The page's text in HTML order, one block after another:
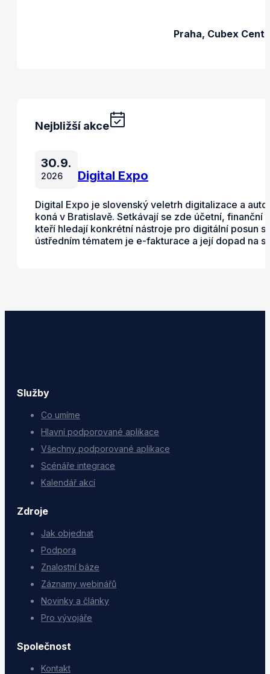
Praha, Cubex
Nejbližší akce
30.9.
2026 Digital Expo
Digital Expo je slovenský veletrh digitalizace a
koná v Bratislavě. Setkávají se zde účetní, finanční
kteří hledají konkrétní nástroje pro digitální posun
ústředním tématem je e-fakturace a její dopad na
Služby
Co umíme
Hlavní podporované aplikace
Všechny podporované aplikace
Scénáře integrace
Kalendář akcí
Zdroje
Jak objednat
Podpora
Znalostní báze
Záznamy webinářů
Novinky a články
Pro vývojáře
Společnost
Kontakt